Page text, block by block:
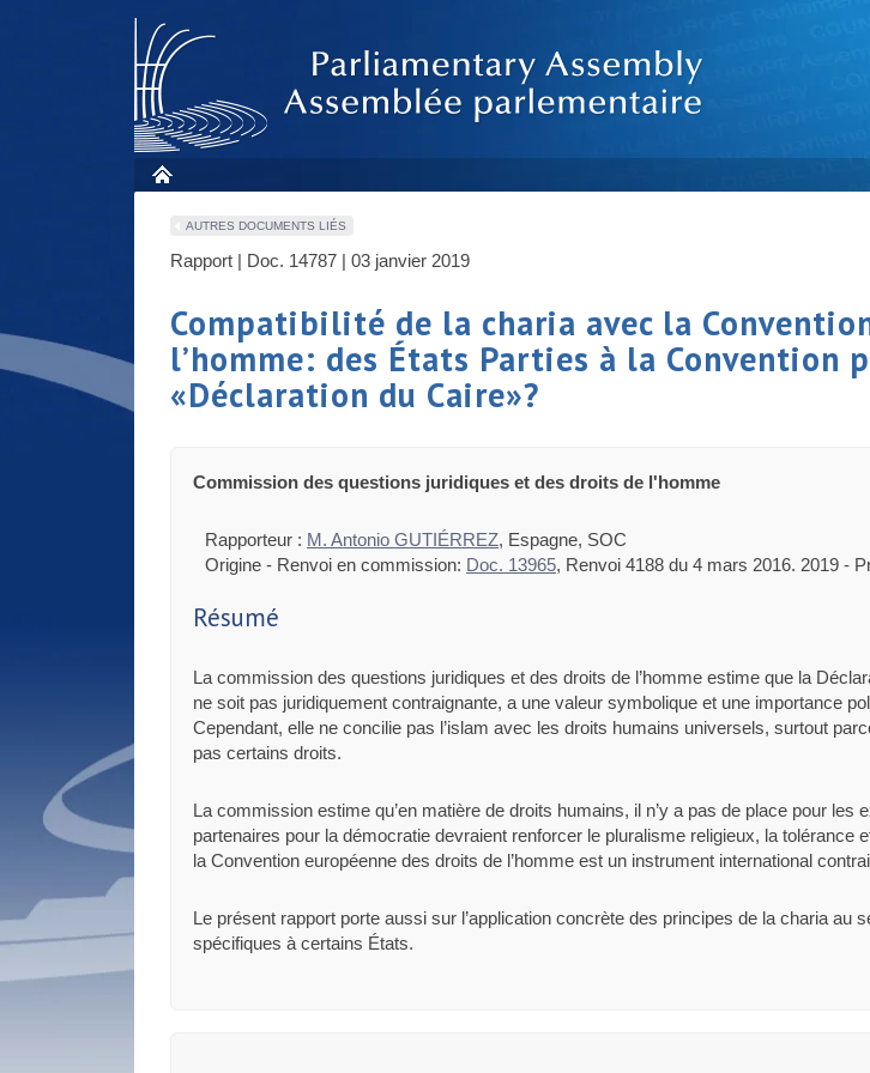
AUTRES DOCUMENTS LIÉS
Rapport | Doc. 14787 | 03 janvier 2019
Compatibilité de la charia avec la
l’homme: des États Parties à la
«Déclaration du Caire»?
Commission des questions juridiques et des droits de l'homme
Rapporteur : M. Antonio GUTIÉRREZ, Espagne, SOC
Origine - Renvoi en commission: Doc. 13965, Renvoi 4188 du 4 mars 2016. 2019 -
Résumé
La commission des questions juridiques et des droits de l’homme estime que la
ne soit pas juridiquement contraignante, a une valeur symbolique et une importance
Cependant, elle ne concilie pas l’islam avec les droits humains universels, surtout
pas certains droits.
La commission estime qu’en matière de droits humains, il n’y a pas de place pour
partenaires pour la démocratie devraient renforcer le pluralisme religieux, la tolérance
la Convention européenne des droits de l’homme est un instrument international
Le présent rapport porte aussi sur l’application concrète des principes de la charia
spécifiques à certains États.